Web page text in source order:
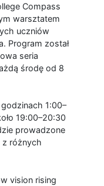
Compass
warsztatem
uczniów
Program został
seria
środę od 8
1:00–
19:00–20:30
prowadzone
z różnych
vision rising